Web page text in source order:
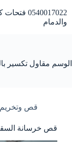
إلى
المحتوى
والدمام
الوسم مقاول تكسير
قص وتخريم
قص خرسانة السقف